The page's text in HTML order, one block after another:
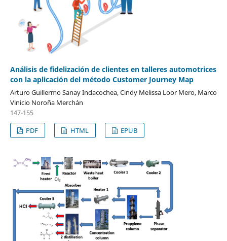
Análisis de fidelización de clientes en talleres automotrices
con la aplicación del método Customer Journey Map
Arturo Guillermo Sanay Indacochea, Cindy Melissa Loor Mero, Marco
Vinicio Noroña Merchán
147-155
PDF
HTML EPUB